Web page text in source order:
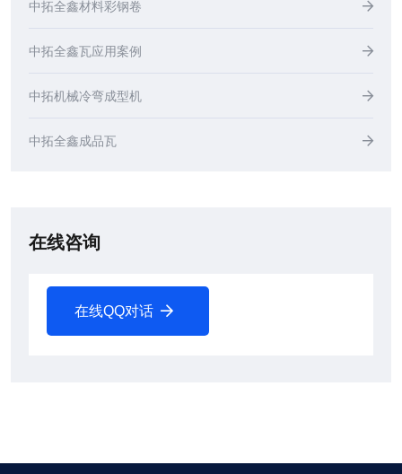
中拓全鑫材料彩钢卷
中拓全鑫瓦应用案例
中拓机械冷弯成型机
中拓全鑫成品瓦
在线咨询
在线QQ对话